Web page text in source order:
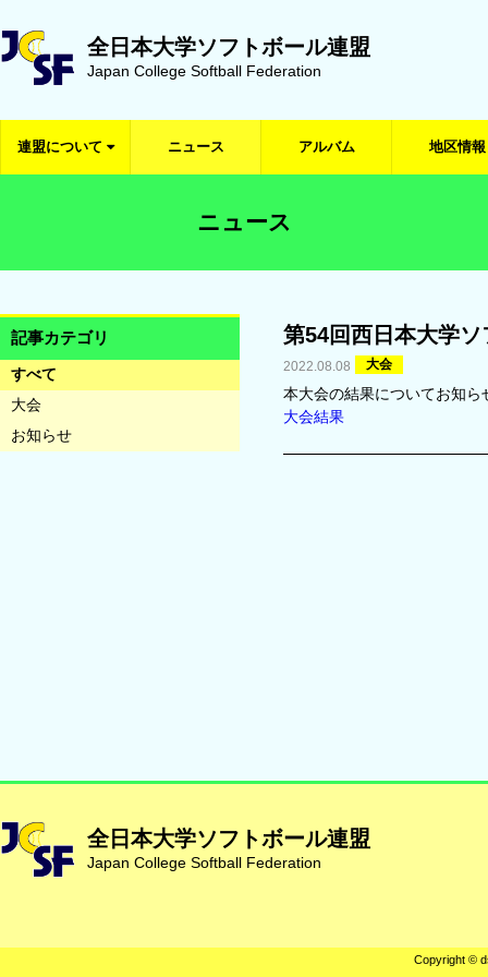
全日本大学ソフトボール連盟
Japan College Softball Federation
連盟について ニュース アルバム 地区情報
ニュース
記事カテゴリ
すべて
大会
お知らせ
第54回西日本大学
2022.08.08 大会
本大会の結果についてお知ら
大会結果
全日本大学ソフトボール連盟
Japan College Softball Federation
Copyright ©